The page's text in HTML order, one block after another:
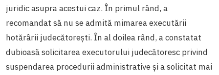
juridic asupra acestui caz. În primul rând, a
recomandat să nu se admită mimarea executării
hotărârii judecătorești. În al doilea rând, a constatat
dubioasă solicitarea executorului judecătoresc privind
suspendarea procedurii administrative și a solicitat mai